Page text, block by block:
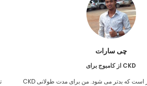
چی سارات
از کامبوج برای CKD
CKD یک بیماری مادام العمر است که بدتر می شود. من برای مدت طولانی